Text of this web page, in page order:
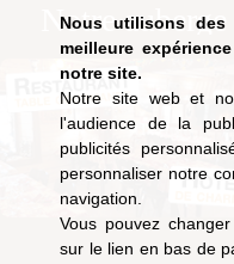
Nous utilisons
meilleure
notre site.
Notre site web et
l'audience de la
publicités
personnaliser notre
navigation.
Vous pouvez
sur le lien en bas de
Notre auberge